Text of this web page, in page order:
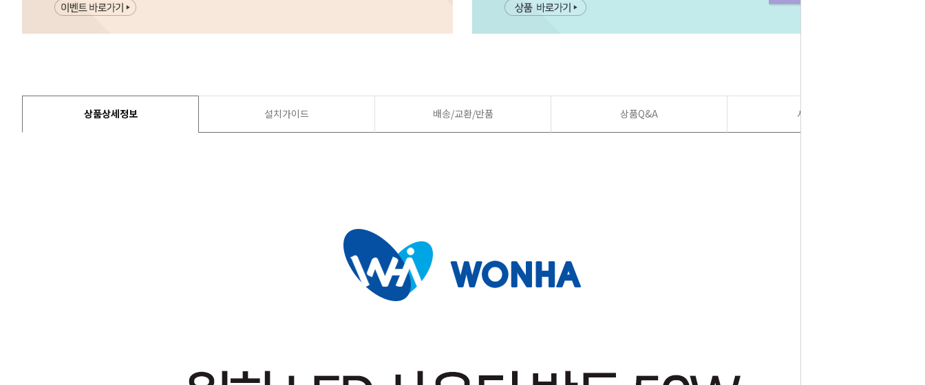
상품상세정보 설치가이드 배송/교환/반품 상품Q&A 사용후기